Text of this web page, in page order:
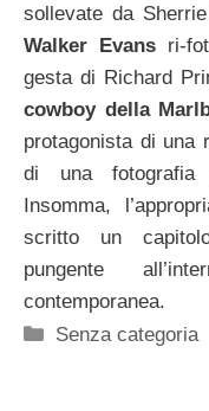
sollevate da
Walker Evans ri-
gesta di Richard
cowboy della
protagonista di una
di una
Insomma,
scritto un
pungente
contemporanea.
Categorie
Senza categoria